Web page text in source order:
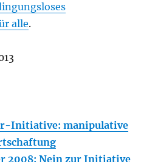
alle.
Initiative: manipulative
2008: Nein zur Initiative